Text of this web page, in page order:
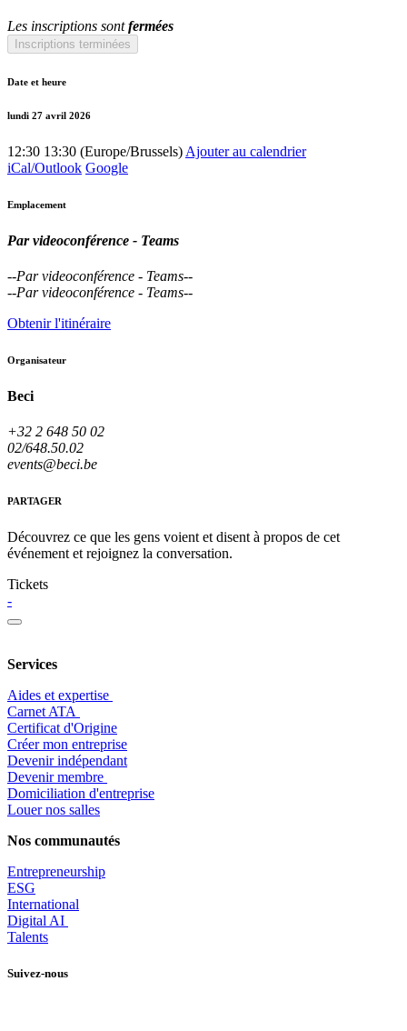
Les inscriptions sontfermées
Inscriptions terminées
Date et heure
lundi 27 avril 2026
12:30 13:30 (Europe/Brussels) Ajouter au calendrier
iCal/Outlook Google
Emplacement
Par videoconférence - Teams
--Par videoconférence - Teams--
--Par videoconférence - Teams--
Obtenir l'itinéraire
Organisateur
Beci
+32 2 648 50 02
02/648.50.02
events@beci.be
PARTAGER
Découvrez ce que les gens voient et disent à propos de cet
événement et rejoignez la conversation.
Tickets
-
Services
Aides et expertise
​Carnet ATA
Certificat d'Origine
Créer mon entreprise
Devenir indépendant
Devenir membre
​Domiciliation d'entreprise
Louer nos salles
Nos communautés
Entrepreneurship
ESG
International
Digital AI
Talents
Suivez-nous